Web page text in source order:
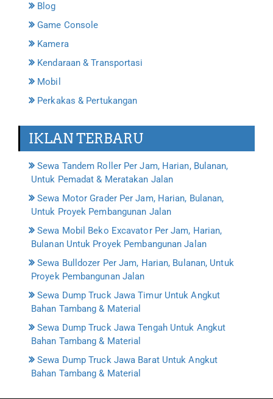
Blog
Game Console
Kamera
Kendaraan & Transportasi
Mobil
Perkakas & Pertukangan
IKLAN TERBARU
Sewa Tandem Roller Per Jam, Harian, Bulanan,
Untuk Pemadat & Meratakan Jalan
Sewa Motor Grader Per Jam, Harian, Bulanan,
Untuk Proyek Pembangunan Jalan
Sewa Mobil Beko Excavator Per Jam, Harian,
Bulanan Untuk Proyek Pembangunan Jalan
Sewa Bulldozer Per Jam, Harian, Bulanan, Untuk
Proyek Pembangunan Jalan
Sewa Dump Truck Jawa Timur Untuk Angkut
Bahan Tambang & Material
Sewa Dump Truck Jawa Tengah Untuk Angkut
Bahan Tambang & Material
Sewa Dump Truck Jawa Barat Untuk Angkut
Bahan Tambang & Material